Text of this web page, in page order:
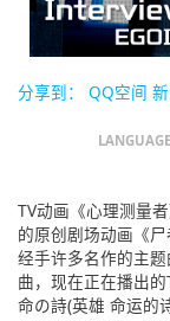
分享到： QQ空间
TV动画《心理测量
的原创剧场动画《
经手许多名作的主
曲，现在正在播出
命の詩(英雄 命运的